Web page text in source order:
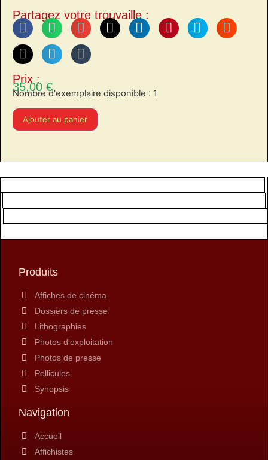
Partagez votre trouvaille :
Prix :
35,00 €
Nombre d'exemplaire disponible : 1
Ajouter au panier
Produits
Affiches de cinéma
Dossiers de presse
Lithographies
Photos d'exploitation
Photos de presse
Pellicules
Synopsis
Navigation
Accueil
Affichistes